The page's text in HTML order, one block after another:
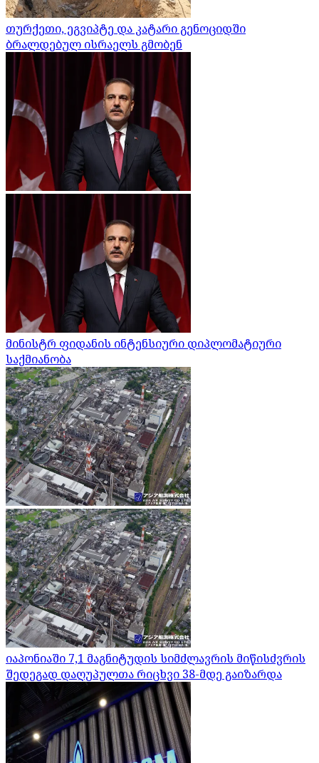
თურქეთი, ეგვიპტე და კატარი გენოციდში
ბრალდებულ ისრაელს გმობენ
მინისტრ ფიდანის ინტენსიური დიპლომატიური
საქმიანობა
იაპონიაში 7,1 მაგნიტუდის სიმძლავრის მიწისძვრის
შედეგად დაღუპულთა რიცხვი 38-მდე გაიზარდა